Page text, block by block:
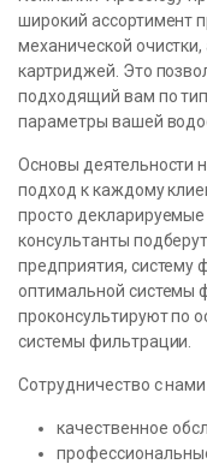
широкий ассортимент
механической
картриджей. Это
подходящий вам по
параметры вашей
Основы деятельности
подход к каждому
просто
консультанты
предприятия, систему
оптимальной системы
проконсультируют по
системы фильтрации.
Сотрудничество с
качественное